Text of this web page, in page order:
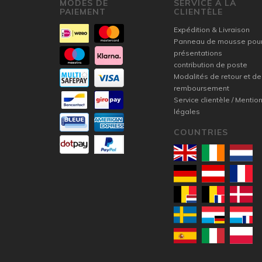
MODES DE
PAIEMENT
SERVICE À LA
CLIENTÈLE
Expédition & Livraison
Panneau de mousse
présentations
contribution de poste
Modalités de retour et de
remboursement
Service clientèle /
légales
COUNTRIES